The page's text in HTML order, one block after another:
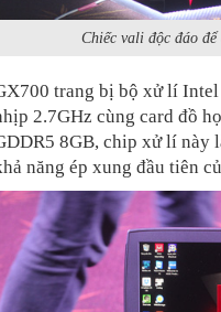
Chiếc vali độc đáo
trang bị bộ xử lí
2.7GHz cùng card đồ
8GB, chip xử lí này
năng ép xung đầu tiên